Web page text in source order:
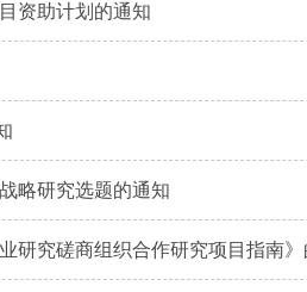
资助计划的通知
略研究选题的通知
研究磋商组织合作研究项目指南》